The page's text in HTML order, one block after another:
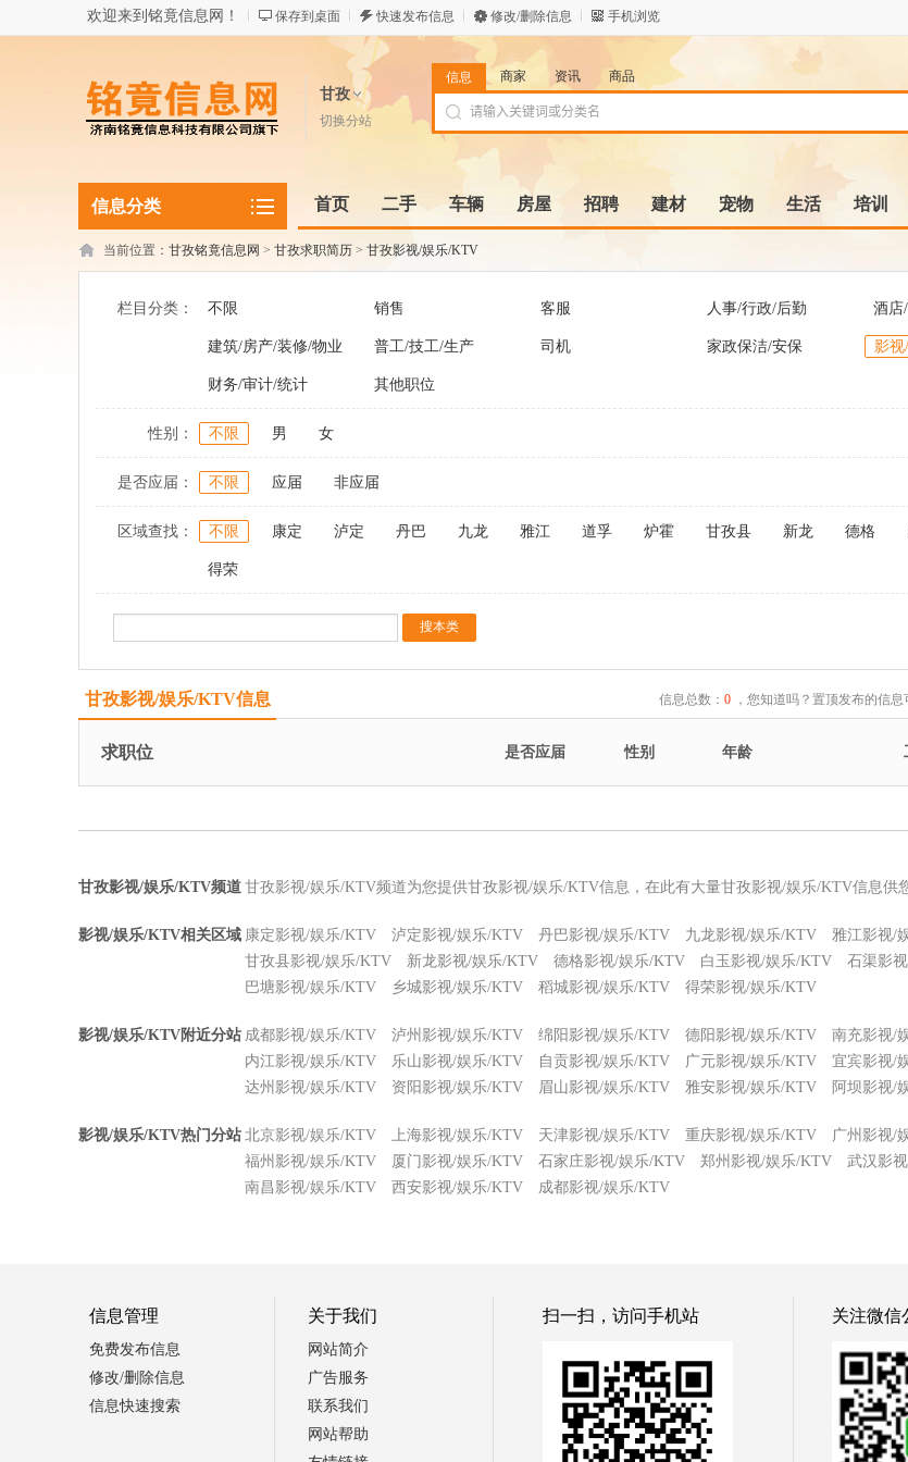
欢迎来到铭竟信息网！ 保存到桌面 快速发布信息 修改/删除信息 手机浏览
甘孜
切换分站
信息 商家 资讯 商品
信息分类 首页 二手 车辆 房屋 招聘 建材 宠物 生活 培训
当前位置： 甘孜铭竟信息网 > 甘孜求职简历 > 甘孜影视/娱乐/KTV
栏目分类： 不限 销售 客服 人事/行政/后勤 酒店
建筑/房产/装修/物业 普工/技工/生产 司机 家政保洁/安保 影
财务/审计/统计 其他职位
性别： 不限 男 女
是否应届： 不限 应届 非应届
区域查找： 不限 康定 泸定 丹巴 九龙 雅江 道孚 炉霍 甘孜县 新龙 德格
得荣
甘孜影视/娱乐/KTV信息 信息总数： 0，您知道吗？置顶发布的信息
求职位 是否应届 性别 年龄
甘孜影视/娱乐/KTV频道 甘孜影视/娱乐/KTV频道为您提供甘孜影视/娱乐/KTV信息，在此有大量甘孜影视/娱乐/KTV信息供
影视/娱乐/KTV相关区域 康定影视/娱乐/KTV 泸定影视/娱乐/KTV 丹巴影视/娱乐/KTV 九龙影视/娱乐/KTV 雅江影视/
甘孜县影视/娱乐/KTV
新龙影视/娱乐/KTV 德格影视/娱乐/KTV 白玉影视/娱乐/KTV 石渠影
巴塘影视/娱乐/KTV
乡城影视/娱乐/KTV 稻城影视/娱乐/KTV 得荣影视/娱乐/KTV
影视/娱乐/KTV附近分站 成都影视/娱乐/KTV 泸州影视/娱乐/KTV 绵阳影视/娱乐/KTV 德阳影视/娱乐/KTV 南充影视/
内江影视/娱乐/KTV
乐山影视/娱乐/KTV 自贡影视/娱乐/KTV 广元影视/娱乐/KTV 宜宾影视/
达州影视/娱乐/KTV
资阳影视/娱乐/KTV 眉山影视/娱乐/KTV 雅安影视/娱乐/KTV 阿坝影视/
影视/娱乐/KTV热门分站 北京影视/娱乐/KTV 上海影视/娱乐/KTV 天津影视/娱乐/KTV 重庆影视/娱乐/KTV 广州影视/
福州影视/娱乐/KTV
厦门影视/娱乐/KTV 石家庄影视/娱乐/KTV 郑州影视/娱乐/KTV 武汉影
南昌影视/娱乐/KTV
西安影视/娱乐/KTV 成都影视/娱乐/KTV
信息管理
免费发布信息
修改/删除信息
信息快速搜索
关于我们
网站简介
广告服务
联系我们
网站帮助
扫一扫，访问手机站 关注微信